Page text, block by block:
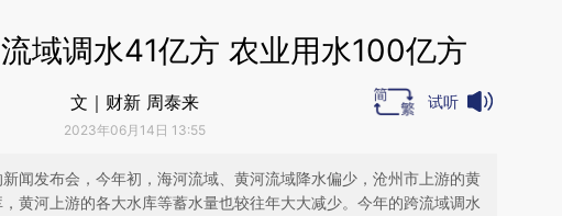
域调水41亿方 农业用水100亿方
文｜财新 周泰来
2023年06月14日 13:55
试听
闻发布会，今年初，海河流域、黄河流域降水偏少，沧州市上游的黄
黄河上游的各大水库等蓄水量也较往年大大减少。今年的跨流域调水